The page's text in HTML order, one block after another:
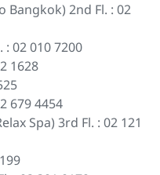
Bangkok) 2nd Fl. : 02
02 010 7200
1628
679 4454
Spa) 3rd Fl. : 02 121